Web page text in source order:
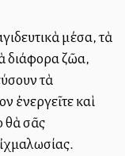
μέσα, τὰ
διάφορα ζῶα,
τὰ
ἐνεργεῖτε καὶ
θὰ σᾶς